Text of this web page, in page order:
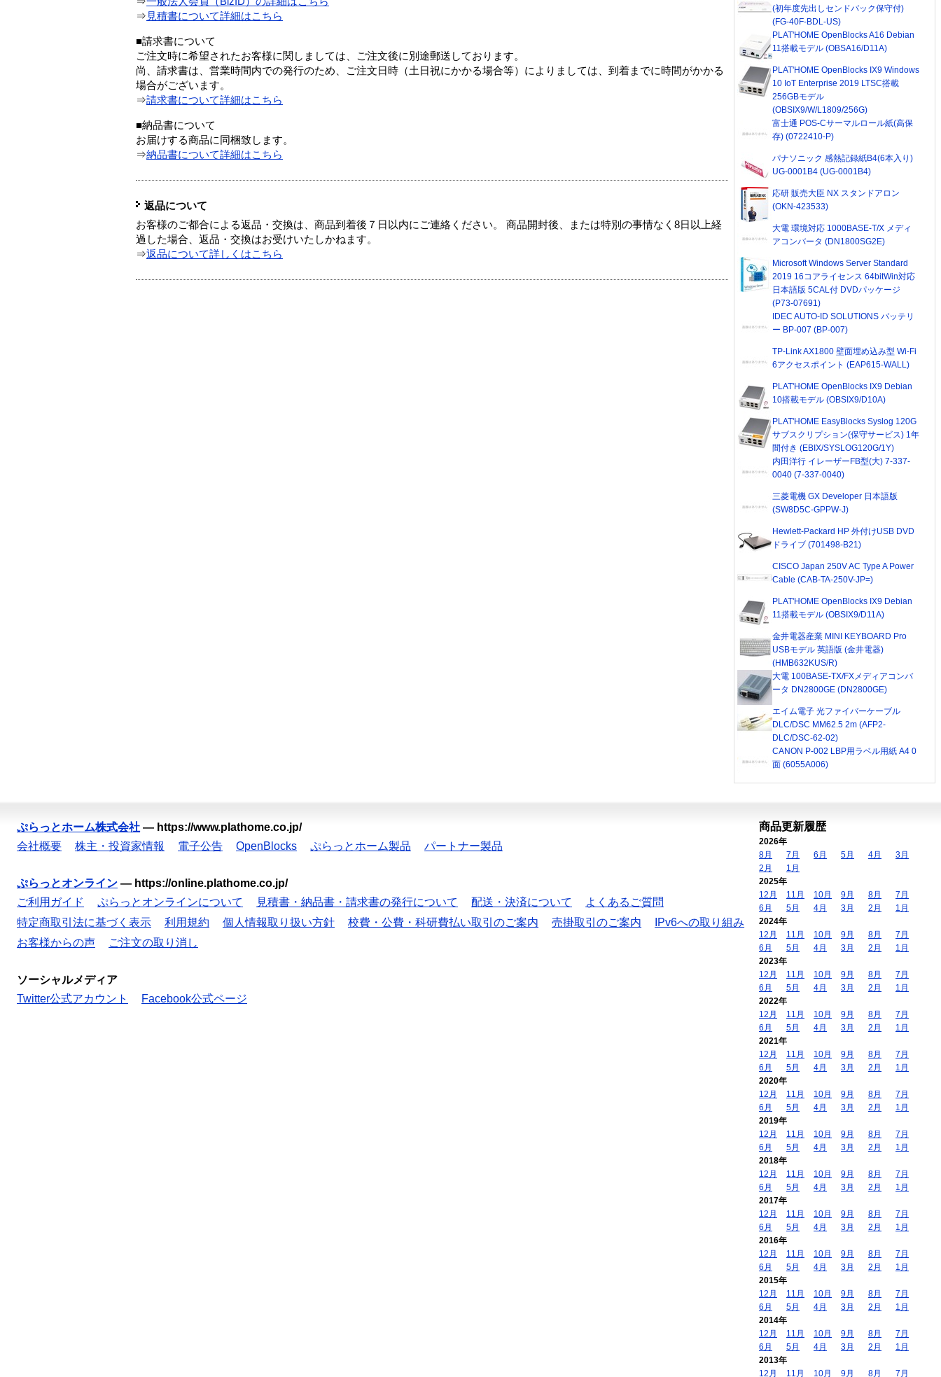
⇒ 見積書について詳細はこちら
■請求書について
ご注文時に希望されたお客様に関しましては、ご注文後に別途郵送しております。
尚、請求書は、営業時間内での発行のため、ご注文日時（土日祝にかかる場合等）によりましては、到着までに時間がかかる
場合がございます。
⇒請求書について詳細はこちら
■納品書について
お届けする商品に同梱致します。
⇒納品書について詳細はこちら
返品について
お客様のご都合による返品・交換は、商品到着後７日以内にご連絡ください。 商品開封後、または特別の事情なく8日以上経
過した場合、返品・交換はお受けいたしかねます。
⇒返品について詳しくはこちら
(初年度先出しセンドバック保守付)
(FG-40F-BDL-US)
PLAT'HOME OpenBlocks A16 Debian
11搭載モデル (OBSA16/D11A)
PLAT'HOME OpenBlocks IX9 Windows
10 IoT Enterprise 2019 LTSC搭載
256GBモデル
(OBSIX9/W/L1809/256G)
富士通 POS-Cサーマルロール紙(高保
存) (0722410-P)
パナソニック 感熱記録紙B4(6本入り)
UG-0001B4 (UG-0001B4)
応研 販売大臣 NX スタンドアロン
(OKN-423533)
大電 環境対応 1000BASE-T/X メディ
アコンバータ (DN1800SG2E)
Microsoft Windows Server Standard
2019 16コアライセンス 64bitWin対応
日本語版 5CAL付 DVDパッケージ
(P73-07691)
IDEC AUTO-ID SOLUTIONS バッテリ
ー BP-007 (BP-007)
TP-Link AX1800 壁面埋め込み型 Wi-Fi
6アクセスポイント (EAP615-WALL)
PLAT'HOME OpenBlocks IX9 Debian
10搭載モデル (OBSIX9/D10A)
PLAT'HOME EasyBlocks Syslog 120G
サブスクリプション(保守サービス) 1年
間付き (EBIX/SYSLOG120G/1Y)
内田洋行 イレーザーFB型(大) 7-337-
0040 (7-337-0040)
三菱電機 GX Developer 日本語版
(SW8D5C-GPPW-J)
Hewlett-Packard HP 外付けUSB DVD
ドライブ (701498-B21)
CISCO Japan 250V AC Type A Power
Cable (CAB-TA-250V-JP=)
PLAT'HOME OpenBlocks IX9 Debian
11搭載モデル (OBSIX9/D11A)
金井電器産業 MINI KEYBOARD Pro
USBモデル 英語版 (金井電器)
(HMB632KUS/R)
大電 100BASE-TX/FXメディアコンバ
ータ DN2800GE (DN2800GE)
エイム電子 光ファイバーケーブル
DLC/DSC MM62.5 2m (AFP2-
DLC/DSC-62-02)
CANON P-002 LBP用ラベル用紙 A4 0
面 (6055A006)
ぷらっとホーム株式会社 — https://www.plathome.co.jp/
会社概要
株主・投資家情報 電子公告 OpenBlocks ぷらっとホーム製品 パートナー製品
ぷらっとオンライン — https://online.plathome.co.jp/
ご利用ガイド
ぷらっとオンラインについて 見積書・納品書・請求書の発行について 配送・決済について
よくあるご質問
特定商取引法に基づく表示
利用規約 個人情報取り扱い方針 校費・公費・科研費払い取引のご案内 売掛取引のご案内
IPv6への取り組み
お客様からの声
ご注文の取り消し
ソーシャルメディア
Twitter公式アカウント
Facebook公式ページ
商品更新履歴
2026年
8月
7月 6月 5月 4月
3月
2月
1月
2025年
12月
11月 10月 9月 8月
7月
6月
5月 4月 3月 2月
1月
2024年
12月
11月 10月 9月 8月
7月
6月
5月 4月 3月 2月
1月
2023年
12月
11月 10月 9月 8月
7月
6月
5月 4月 3月 2月
1月
2022年
12月
11月 10月 9月 8月
7月
6月
5月 4月 3月 2月
1月
2021年
12月
11月 10月 9月 8月
7月
6月
5月 4月 3月 2月
1月
2020年
12月
11月 10月 9月 8月
7月
6月
5月 4月 3月 2月
1月
2019年
12月
11月 10月 9月 8月
7月
6月
5月 4月 3月 2月
1月
2018年
12月
11月 10月 9月 8月
7月
6月
5月 4月 3月 2月
1月
2017年
12月
11月 10月 9月 8月
7月
6月
5月 4月 3月 2月
1月
2016年
12月
11月 10月 9月 8月
7月
6月
5月 4月 3月 2月
1月
2015年
12月
11月 10月 9月 8月
7月
6月
5月 4月 3月 2月
1月
2014年
12月
11月 10月 9月 8月
7月
6月
5月 4月 3月 2月
1月
2013年
12月
11月 10月 9月 8月 7月